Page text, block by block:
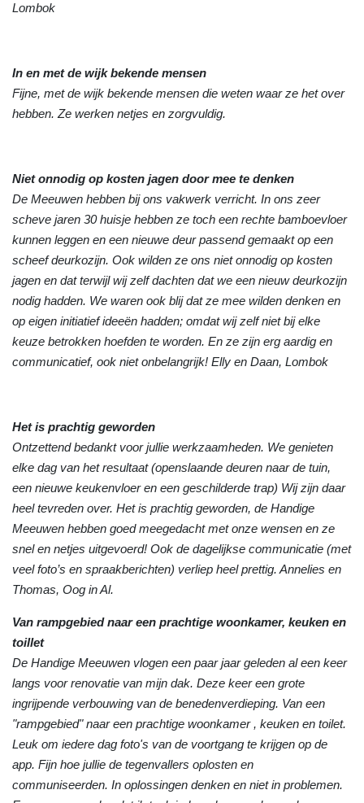
Lombok
In en met de wijk bekende mensen
Fijne, met de wijk bekende mensen die weten waar ze het over
hebben. Ze werken netjes en zorgvuldig.
Niet onnodig op kosten jagen door mee te denken
De Meeuwen hebben bij ons vakwerk verricht. In ons zeer
scheve jaren 30 huisje hebben ze toch een rechte bamboevloer
kunnen leggen en een nieuwe deur passend gemaakt op een
scheef deurkozijn. Ook wilden ze ons niet onnodig op kosten
jagen en dat terwijl wij zelf dachten dat we een nieuw deurkozijn
nodig hadden. We waren ook blij dat ze mee wilden denken en
op eigen initiatief ideeën hadden; omdat wij zelf niet bij elke
keuze betrokken hoefden te worden. En ze zijn erg aardig en
communicatief, ook niet onbelangrijk! Elly en Daan, Lombok
Het is prachtig geworden
Ontzettend bedankt voor jullie werkzaamheden. We genieten
elke dag van het resultaat (openslaande deuren naar de tuin,
een nieuwe keukenvloer en een geschilderde trap) Wij zijn daar
heel tevreden over. Het is prachtig geworden, de Handige
Meeuwen hebben goed meegedacht met onze wensen en ze
snel en netjes uitgevoerd! Ook de dagelijkse communicatie (met
veel foto’s en spraakberichten) verliep heel prettig. Annelies en
Thomas, Oog in Al.
Van rampgebied naar een prachtige woonkamer, keuken en
toillet
De Handige Meeuwen vlogen een paar jaar geleden al een keer
langs voor renovatie van mijn dak. Deze keer een grote
ingrijpende verbouwing van de benedenverdieping. Van een
"rampgebied" naar een prachtige woonkamer , keuken en toilet.
Leuk om iedere dag foto's van de voortgang te krijgen op de
app. Fijn hoe jullie de tegenvallers oplosten en
communiseerden. In oplossingen denken en niet in problemen.